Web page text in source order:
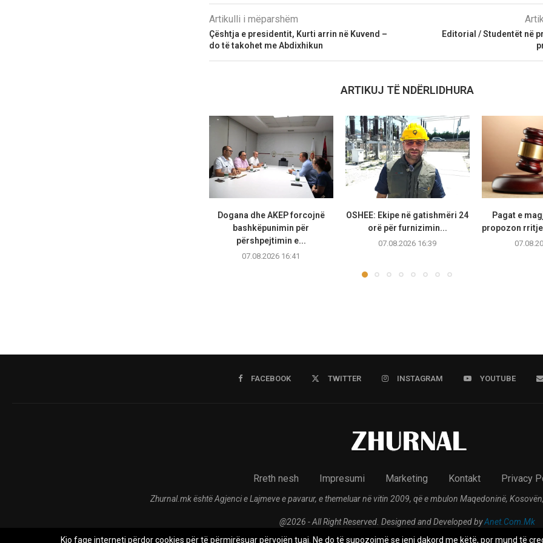
Artikulli i mëparshëm
Çështja e presidentit, Kurti arrin në Kuvend –
do të takohet me Abdixhikun
Editorial / Studentët në
ARTIKUJ TË NDËRLIDHURA
Dogana dhe AKEP forcojnë
bashkëpunimin për
përshpejtimin e...
07.08.2026 16:41
OSHEE: Ekipe në gatishmëri 24
orë për furnizimin...
07.08.2026 16:39
Pagat e
propozon
FACEBOOK TWITTER INSTAGRAM YOUTUBE
Rreth nesh Impresumi Marketing Kontakt Privacy
Zhurnal.mk është Agjenci e Lajmeve e pavarur, e themeluar në vitin 2009, që e mbulon Maqedoninë,
@2026 - All Right Reserved. Designed and Developed byAnet.Com.Mk
Kjo faqe interneti përdor cookies për të përmirësuar përvojën tuaj. Ne do të supozojmë se jeni dakord me këtë, por mund të